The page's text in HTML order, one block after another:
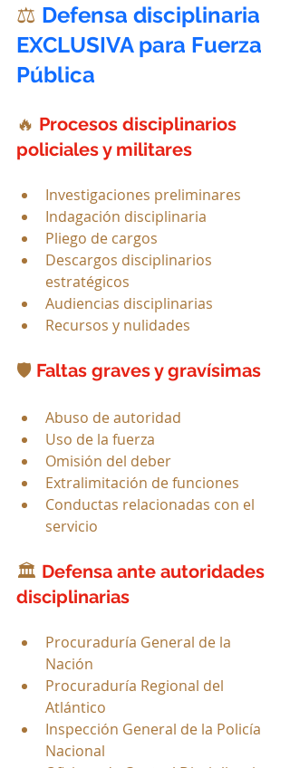
⚖️ Defensa disciplinaria
EXCLUSIVA para Fuerza
Pública
🔥 Procesos disciplinarios
policiales y militares
Investigaciones preliminares
Indagación disciplinaria
Pliego de cargos
Descargos disciplinarios
estratégicos
Audiencias disciplinarias
Recursos y nulidades
🛡️ Faltas graves y gravísimas
Abuso de autoridad
Uso de la fuerza
Omisión del deber
Extralimitación de funciones
Conductas relacionadas con el
servicio
🏛️ Defensa ante autoridades
disciplinarias
Procuraduría General de la
Nación
Procuraduría Regional del
Atlántico
Inspección General de la Policía
Nacional